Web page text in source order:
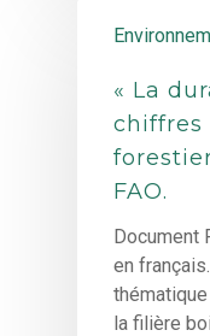
« La
chiffres
FAO.
Document
en
la filière